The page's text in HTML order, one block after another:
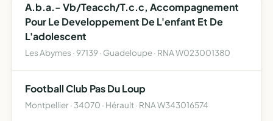
A.b.a.- Vb/Teacch/T.c.c, Accompagnement
Pour Le Developpement De L'enfant Et De
L'adolescent
Les Abymes · 97139 · Guadeloupe · RNA W023001380
Football Club Pas Du Loup
Montpellier · 34070 · Hérault · RNA W343016574